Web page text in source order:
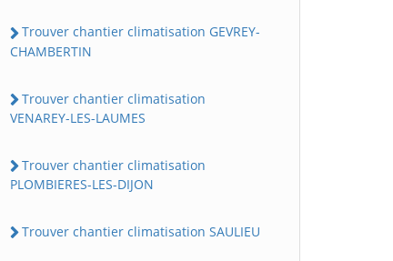
Trouver chantier climatisation GEVREY-
CHAMBERTIN
Trouver chantier climatisation
VENAREY-LES-LAUMES
Trouver chantier climatisation
PLOMBIERES-LES-DIJON
Trouver chantier climatisation SAULIEU